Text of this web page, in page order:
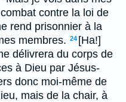
contre la loi de
rend prisonnier à la
membres. 24 [Ha!]
délivrera du corps de
à Dieu par Jésus-
donc moi-même de
mais de la chair, à